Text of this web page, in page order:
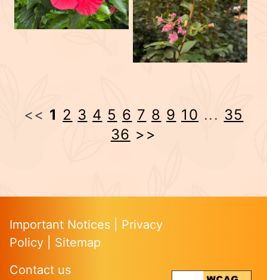
<< 1 2 3 4 5 6 7 8 9 10 ... 35
36 >>
Important Notices
Privacy
Policy
Sitemap
Contact us